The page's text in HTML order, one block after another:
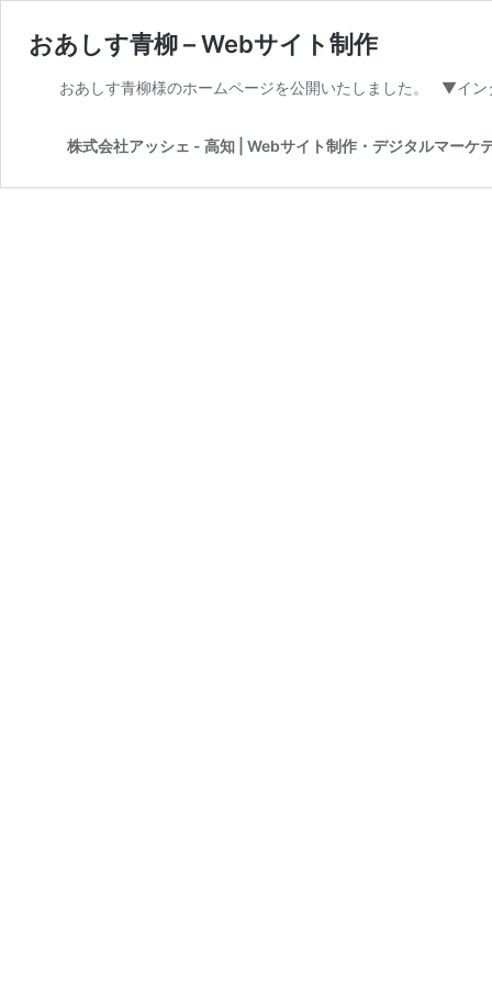
おあしす青柳 – Webサイト制作
おあしす青柳様のホームページを公開いたしました。 ▼イン
株式会社アッシェ - 高知 | Webサイト制作・デジタルマーケ